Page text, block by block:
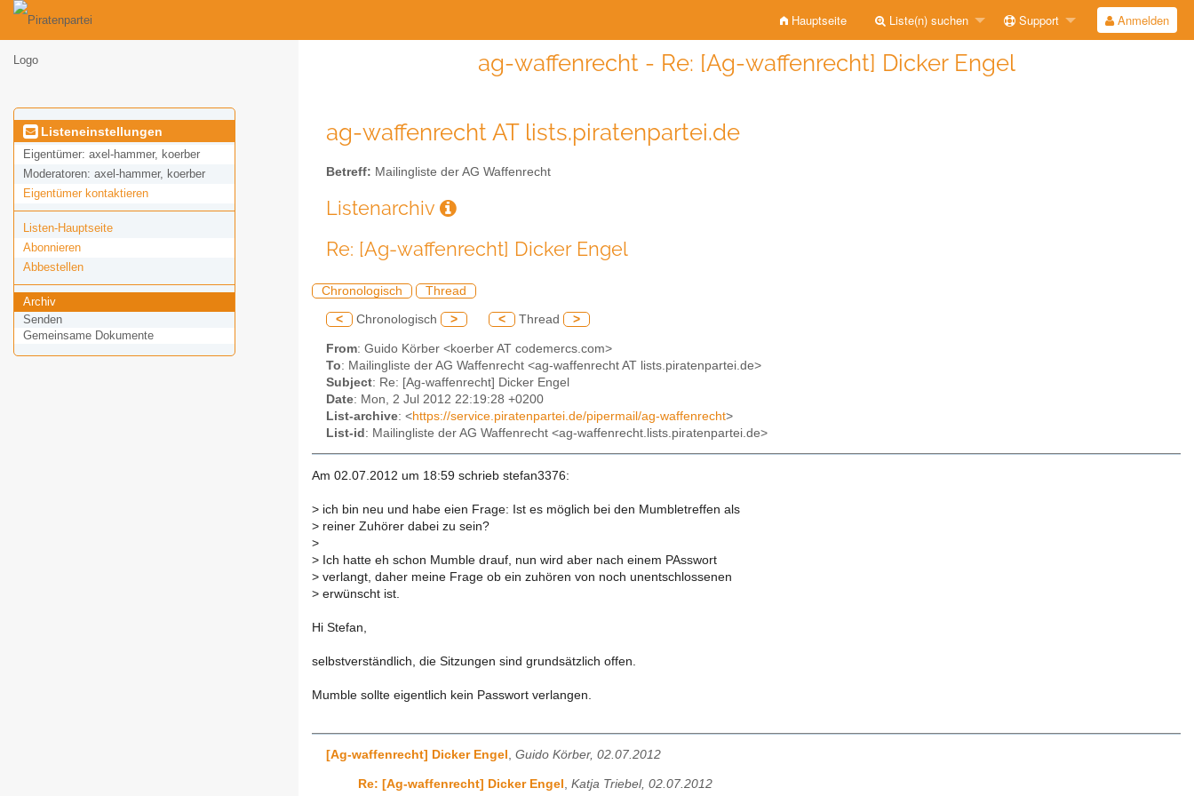
Hauptseite Liste(n) suchen Support Anmelden
ag-waffenrecht - Re: [Ag-waffenrecht] Dicker Engel
Listeneinstellungen
Eigentümer: axel-hammer, koerber
Moderatoren: axel-hammer, koerber
Eigentümer kontaktieren
Listen-Hauptseite
Abonnieren
Abbestellen
Archiv
Senden
Gemeinsame Dokumente
ag-waffenrecht AT lists.piratenpartei.de
Betreff: Mailingliste der AG Waffenrecht
Listenarchiv
Re: [Ag-waffenrecht] Dicker Engel
Chronologisch Thread
< Chronologisch > < Thread >
From: Guido Körber <koerber AT codemercs.com>
To: Mailingliste der AG Waffenrecht <ag-waffenrecht AT lists.piratenpartei.de>
Subject: Re: [Ag-waffenrecht] Dicker Engel
Date: Mon, 2 Jul 2012 22:19:28 +0200
List-archive: <https://service.piratenpartei.de/pipermail/ag-waffenrecht>
List-id : Mailingliste der AG Waffenrecht <ag-waffenrecht.lists.piratenpartei.de>
Am 02.07.2012 um 18:59 schrieb stefan3376:
> ich bin neu und habe eien Frage: Ist es möglich bei den Mumbletreffen als
> reiner Zuhörer dabei zu sein?
>
> Ich hatte eh schon Mumble drauf, nun wird aber nach einem PAsswort
> verlangt, daher meine Frage ob ein zuhören von noch unentschlossenen
> erwünscht ist.
Hi Stefan,
selbstverständlich, die Sitzungen sind grundsätzlich offen.
Mumble sollte eigentlich kein Passwort verlangen.
[Ag-waffenrecht] Dicker Engel , Guido Körber, 02.07.2012
Re: [Ag-waffenrecht] Dicker Engel Katja Triebel, 02.07.2012